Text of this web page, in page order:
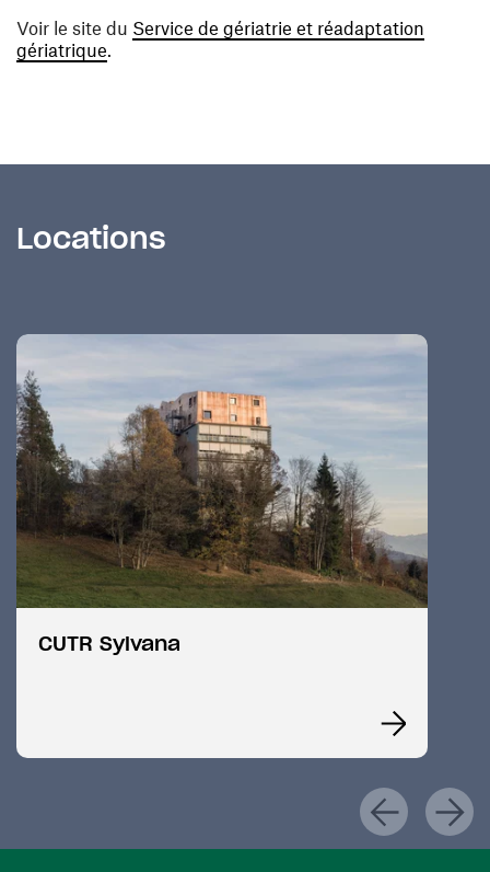
Voir le site du Service de gériatrie et réadaptation
gériatrique (opens in a new window)
Locations
CUTR Sylvana